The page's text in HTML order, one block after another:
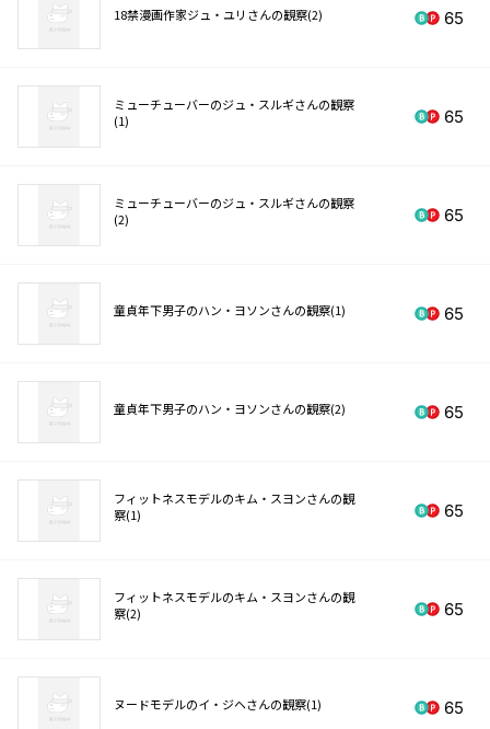
18禁漫画作家ジュ・ユリさんの観察(2) 65
ミューチューバーのジュ・スルギさんの観察
(1)
65
ミューチューバーのジュ・スルギさんの観察
(2)
65
童貞年下男子のハン・ヨソンさんの観察(1) 65
童貞年下男子のハン・ヨソンさんの観察(2) 65
フィットネスモデルのキム・スヨンさんの観
察(1)
65
フィットネスモデルのキム・スヨンさんの観
察(2)
65
ヌードモデルのイ・ジヘさんの観察(1) 65